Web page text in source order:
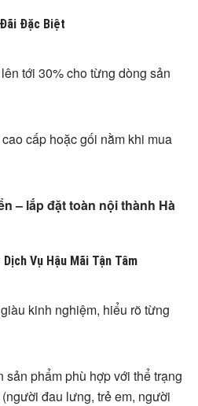
Đặc Biệt
tới 30% cho từng dòng sản
cấp hoặc gối nằm khi mua
– lắp đặt toàn nội thành Hà
Vụ Hậu Mãi Tận Tâm
kinh nghiệm, hiểu rõ từng
phẩm phù hợp với thể trạng
đau lưng, trẻ em, người